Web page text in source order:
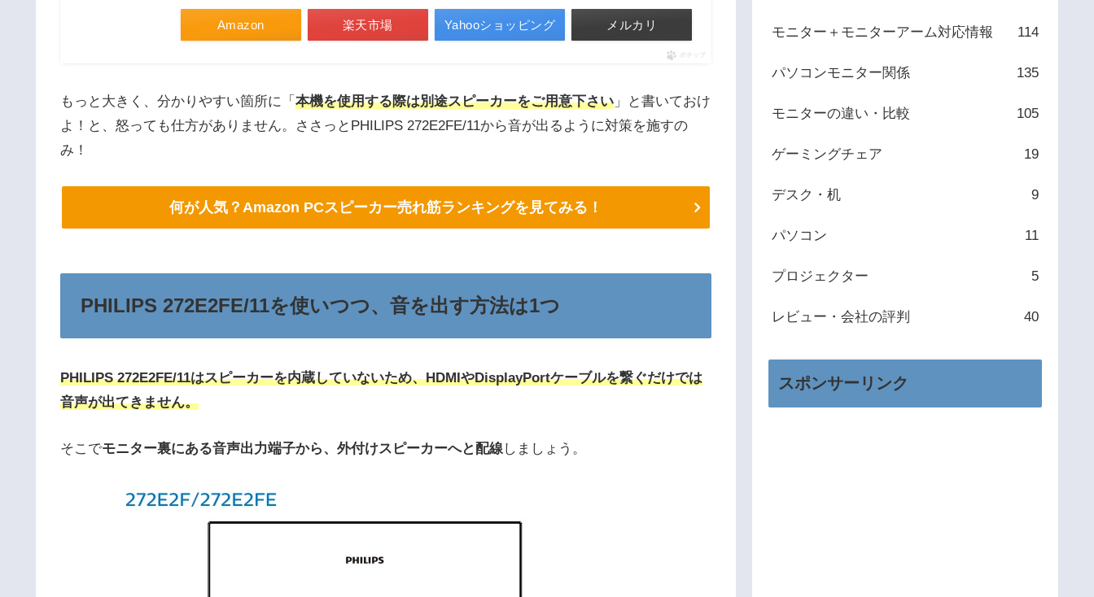
Amazon 楽天市場 Yahooショッピング メルカリ
ポチップ
もっと大きく、分かりやすい箇所に「 本機を使用する際は別途スピーカーをご用意下さい 」と書いておけ
よ！と、怒っても仕方がありません。ささっとPHILIPS 272E2FE/11から音が出るように対策を施すの
み！
何が人気？Amazon PCスピーカー売れ筋ランキングを見てみる！
PHILIPS 272E2FE/11を使いつつ、音を出す方法は1つ
PHILIPS 272E2FE/11はスピーカーを内蔵していないため、HDMIやDisplayPortケーブルを繋ぐだけでは
音声が出てきません。
そこでモニター裏にある音声出力端子から、外付けスピーカーへと配線しましょう。
モニター＋モニターアーム対応情報 114
パソコンモニター関係 135
モニターの違い・比較 105
ゲーミングチェア 19
デスク・机 9
パソコン 11
プロジェクター 5
レビュー・会社の評判 40
スポンサーリンク